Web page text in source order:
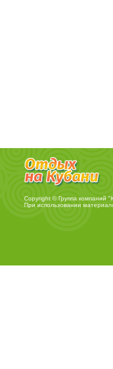
Copyright © Группа компаний
При использовании